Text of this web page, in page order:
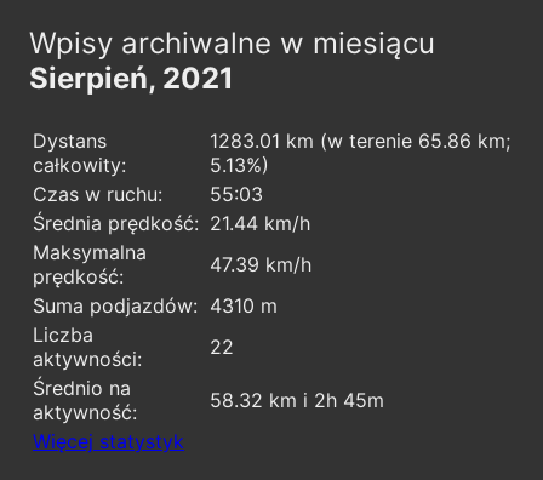
Wpisy archiwalne w miesiącu
Sierpień, 2021
Dystans
całkowity:
1283.01 km (w terenie 65.86 km;
5.13%)
Czas w ruchu:
55:03
Średnia prędkość: 21.44 km/h
Maksymalna
prędkość:
47.39 km/h
Suma podjazdów: 4310 m
Liczba
aktywności:
22
Średnio na
aktywność:
58.32 km i 2h 45m
Więcej statystyk